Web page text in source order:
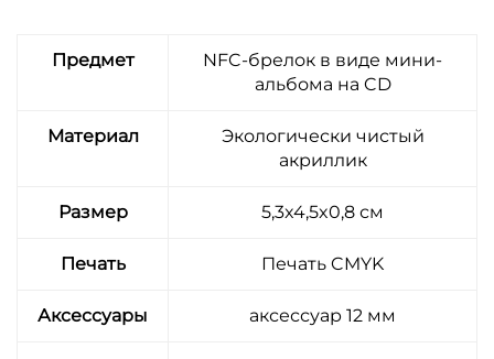
Предмет
NFC-брелок в виде мини-
альбома на CD
Материал
Экологически чистый
акриллик
Размер 5,3x4,5x0,8 см
Печать Печать CMYK
Аксессуары аксессуар 12 мм